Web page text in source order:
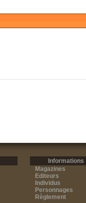
Informations
Magazines
Editeurs
Individus
Personnages
Règlement